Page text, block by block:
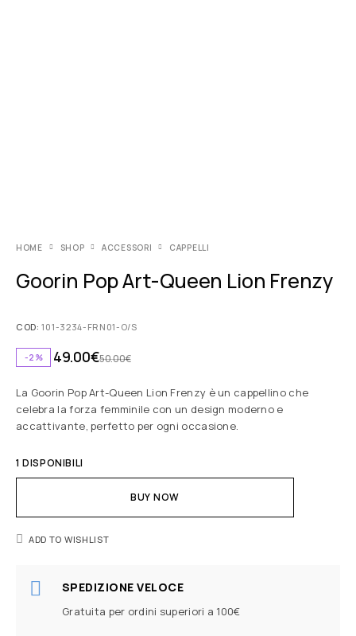
HOME SHOP ACCESSORI CAPPELLI
Goorin Pop Art-Queen Lion Frenzy
COD:101-3234-FRN01-O/S
-2% 50.00€
49.00€
La Goorin Pop Art-Queen Lion Frenzy è un cappellino che
celebra la forza femminile con un design moderno e
accattivante, perfetto per ogni occasione.
1 DISPONIBILI
BUY NOW
ADD TO WISHLIST
SPEDIZIONE VELOCE
Gratuita per ordini superiori a 100€